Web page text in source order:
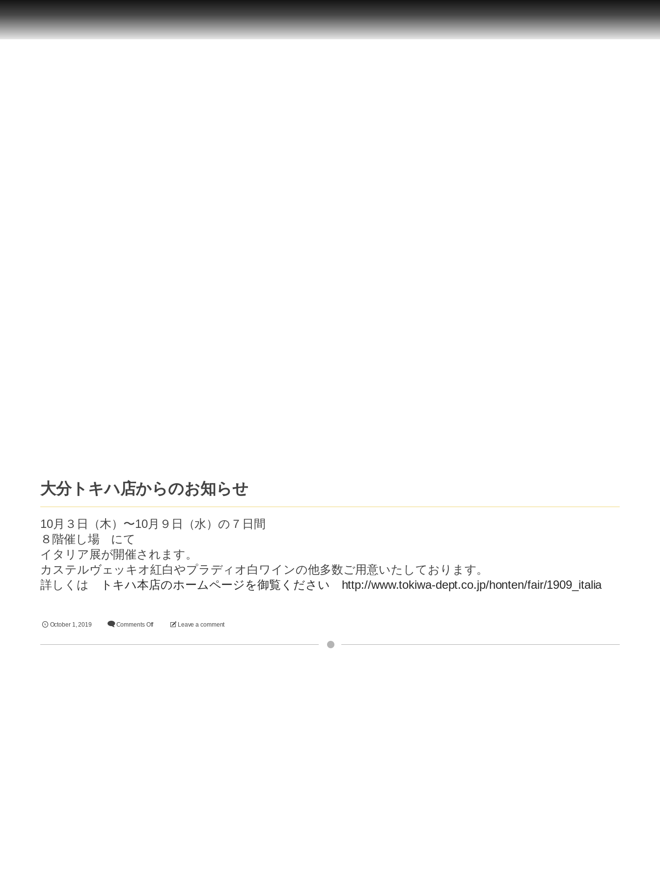
大分トキハ店からのお知らせ
10月３日（木）〜10月９日（水）の７日間
８階催し場 にて
イタリア展が開催されます。
カステルヴェッキオ紅白やプラディオ白ワインの他多数ご用意いたしております。
詳しくは
トキハ本店のホームページを御覧ください http://www.tokiwa-dept.co.jp/honten/fair/1909_italia
October 1,2019 Comments Off Leave a comment